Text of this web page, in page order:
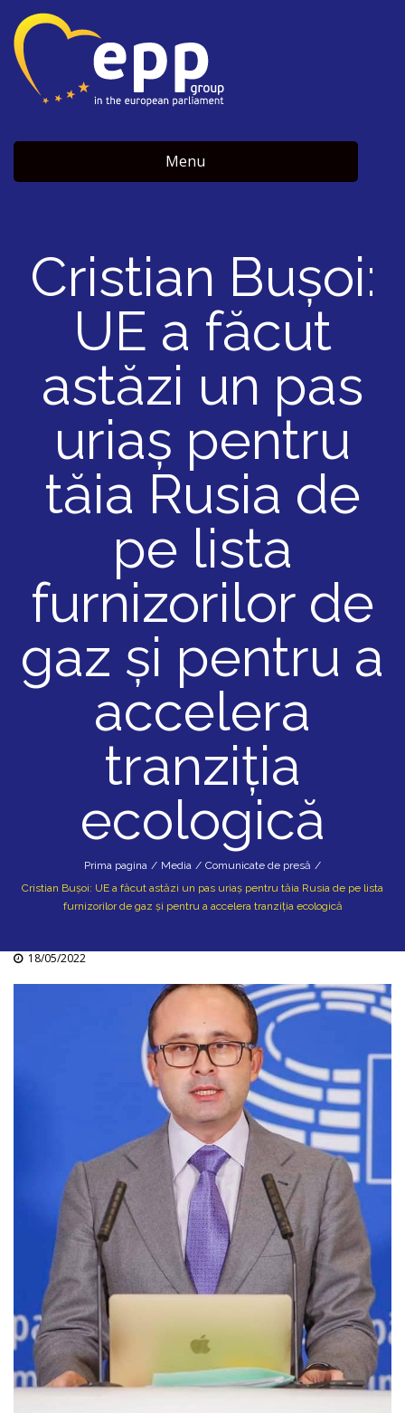
Menu
Cristian Bușoi:
UE a făcut
astăzi un pas
uriaș pentru
tăia Rusia de
pe lista
furnizorilor de
gaz și pentru a
accelera
tranziția
ecologică
Prima pagina / Media / Comunicate de presă /
Cristian Bușoi: UE a făcut astăzi un pas uriaș pentru tăia Rusia de pe lista
furnizorilor de gaz și pentru a accelera tranziția ecologică
18/05/2022